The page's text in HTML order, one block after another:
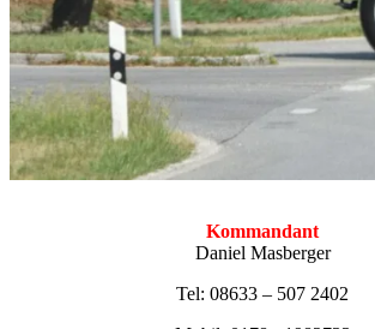
Kommandant
Daniel Masberger
Tel: 08633 – 507 2402